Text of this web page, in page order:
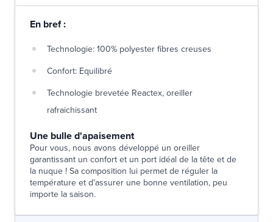
En bref :
Technologie: 100% polyester fibres creuses
Confort: Equilibré
Technologie brevetée Reactex, oreiller
rafraichissant
Une bulle d'apaisement
Pour vous, nous avons développé un oreiller
garantissant un confort et un port idéal de la tête et de
la nuque ! Sa composition lui permet de réguler la
température et d'assurer une bonne ventilation, peu
importe la saison.